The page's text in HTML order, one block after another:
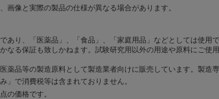
画像と実際の製品の仕様が異なる場合があります。
あり、「医薬品」、「食品」、「家庭用品」などとしては使用で
なる保証も致しかねます。試験研究用以外の用途や原料にご使
薬品等の製造原料として製造業者向けに販売しています。製造
」で消費税等は含まれておりません。
の価格です。